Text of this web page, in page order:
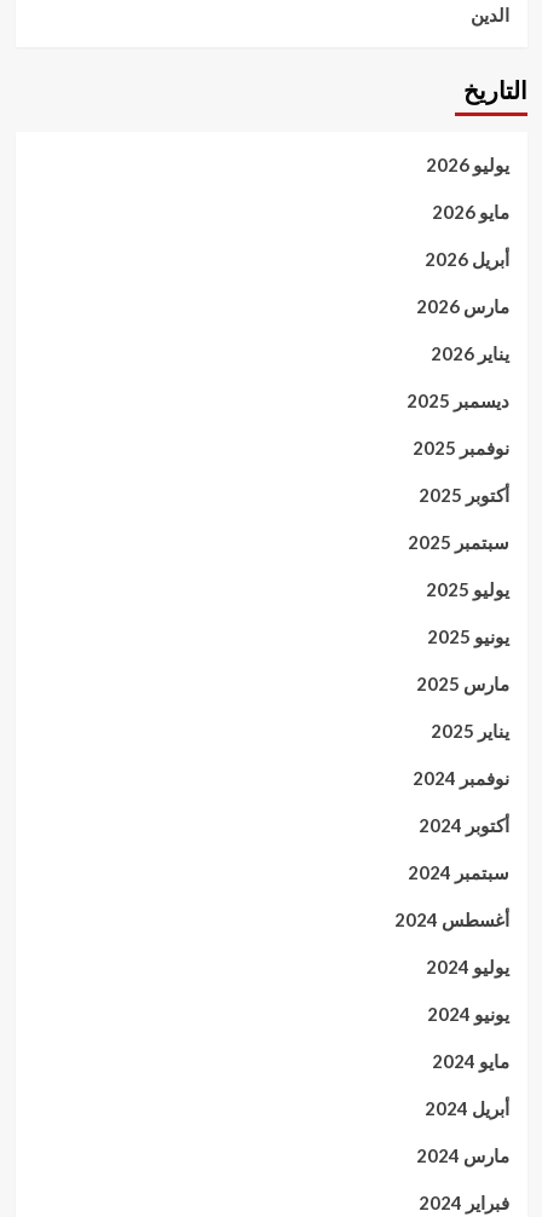
الدين
التاريخ
يوليو 2026
مايو 2026
أبريل 2026
مارس 2026
يناير 2026
ديسمبر 2025
نوفمبر 2025
أكتوبر 2025
سبتمبر 2025
يوليو 2025
يونيو 2025
مارس 2025
يناير 2025
نوفمبر 2024
أكتوبر 2024
سبتمبر 2024
أغسطس 2024
يوليو 2024
يونيو 2024
مايو 2024
أبريل 2024
مارس 2024
فبراير 2024